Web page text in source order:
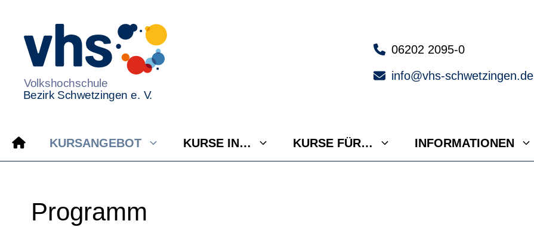
springen
06202 2095-0
info@vhs-schwetzingen.de
KURSANGEBOT KURSE IN… KURSE FÜR… INFORMATIONEN
Programm